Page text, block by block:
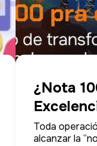
¿Nota
valor
Toda
alcanzar la